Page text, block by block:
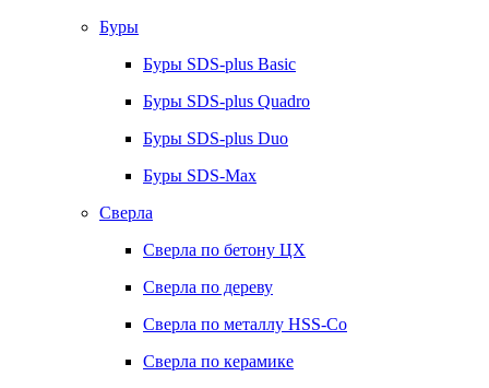
Буры
Буры SDS-plus Basic
Буры SDS-plus Quadro
Буры SDS-plus Duo
Буры SDS-Max
Сверла
Сверла по бетону ЦХ
Сверла по дереву
Сверла по металлу HSS-Co
Сверла по керамике